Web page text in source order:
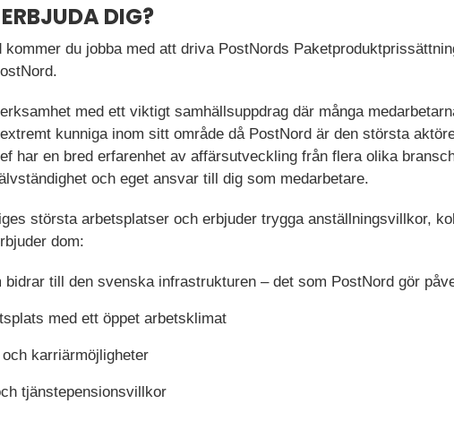
DIG?
kommer du jobba med att driva PostNords
med ett viktigt samhällsuppdrag där många
kunniga inom sitt område då PostNord är den största
har en bred erfarenhet av affärsutveckling från flera olika
och eget ansvar till dig som medarbetare.
största arbetsplatser och erbjuder trygga anställningsvillkor,
dom:
bidrar till den svenska infrastrukturen – det som PostNord gör
med ett öppet arbetsklimat
karriärmöjligheter
tjänstepensionsvillkor